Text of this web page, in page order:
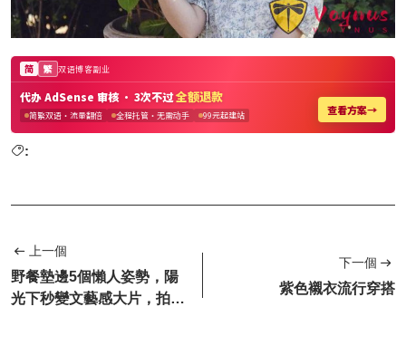
:
上一個
野餐墊邊5個懶人姿勢，陽
光下秒變文藝感大片，拍一
下一個
紫色襯衣流行穿搭